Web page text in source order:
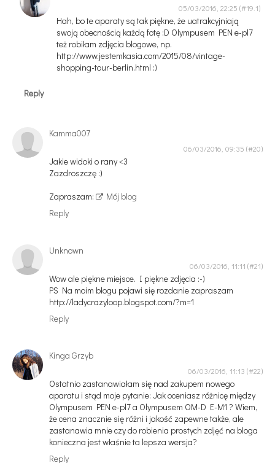
05/03/2016, 22:25
Hah, bo te aparaty są tak piękne, że uatrakcyjniają
swoją obecnością każdą fotę :D Olympusem PEN e-pl7
też robiłam zdjęcia blogowe, np.
http://www.jestemkasia.com/2015/08/vintage-
shopping-tour-berlin.html :)
Reply
Kamma007
06/03/2016, 09:35
Jakie widoki o rany <3
Zazdroszczę :)
Zapraszam:
Mój blog
Reply
Unknown
06/03/2016, 11:11
Wow ale piękne miejsce. I piękne zdjęcia :-)
PS Na moim blogu pojawi się rozdanie zapraszam
http://ladycrazyloop.blogspot.com/?m=1
Reply
Kinga Grzyb
06/03/2016, 11:13
Ostatnio zastanawiałam się nad zakupem nowego
aparatu i stąd moje pytanie: Jak oceniasz różnicę między
Olympusem PEN e-pl7 a Olympusem OM-D E-M1 ? Wiem,
że cena znacznie się różni i jakość zapewne także, ale
zastanawia mnie czy do robienia prostych zdjęć na bloga
konieczna jest właśnie ta lepsza wersja?
Reply